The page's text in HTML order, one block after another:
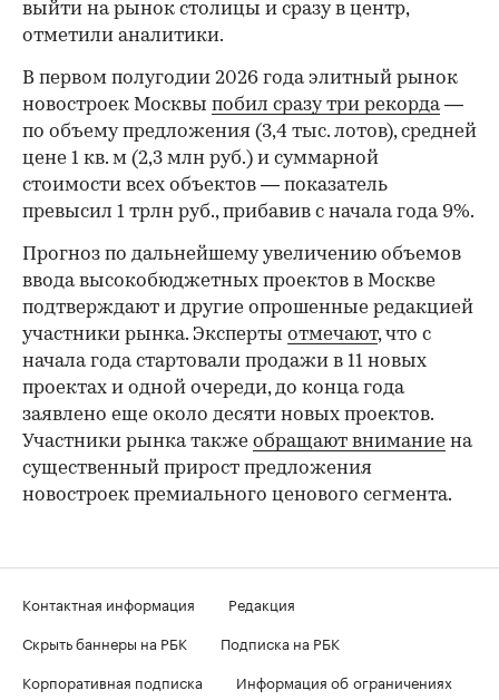
выйти на рынок столицы и сразу в центр,
отметили аналитики.
В первом полугодии 2026 года элитный рынок
новостроек Москвы побил сразу три рекорда—
по объему предложения (3,4 тыс. лотов), средней
цене 1 кв. м (2,3 млн руб.) и суммарной
стоимости всех объектов — показатель
превысил 1 трлн руб., прибавив с начала года 9%.
Прогноз по дальнейшему увеличению объемов
ввода высокобюджетных проектов в Москве
подтверждают и другие опрошенные редакцией
участники рынка. Эксперты отмечают, что с
начала года стартовали продажи в 11 новых
проектах и одной очереди, до конца года
заявлено еще около десяти новых проектов.
Участники рынка также обращают внимание на
существенный прирост предложения
новостроек премиального ценового сегмента.
Контактная информация
Редакция
Скрыть баннеры на РБК
Подписка на РБК
Корпоративная подписка
Информация об ограничениях